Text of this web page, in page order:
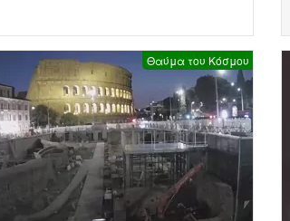
Θαύμα του Κόσμου